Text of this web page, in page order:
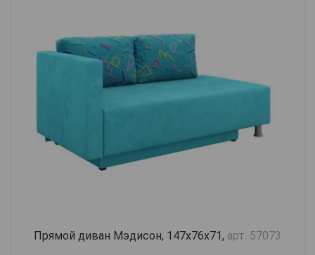
Прямой диван Мэдисон, 147х76х71, арт. 57073